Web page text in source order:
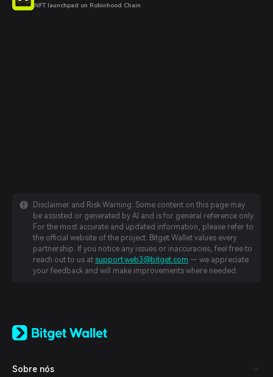
NFT launchpad on Robinhood Chain
Disclaimer and Risk Warning: Some content on this page may
be assisted or generated by AI and is for general reference only.
For the most accurate and updated information, please refer to
the official website of the project. Bitget Wallet values every
partnership. If you notice any issues or inaccuracies, feel free to
reach out to us at support.web3@bitget.com — we appreciate
your feedback and will make improvements where needed.
日本語
Español (Latinoamérica)
Sobre nós